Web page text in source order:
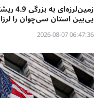
یی‌بین استان سی‌چوان را
06:47:36 2026-08-07